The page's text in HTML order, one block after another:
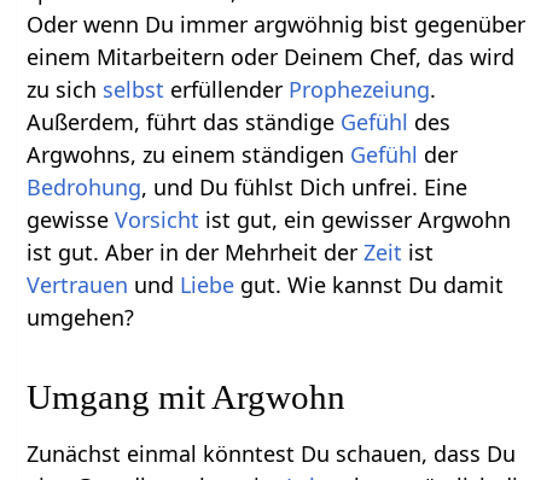
Oder wenn Du immer argwöhnig bist gegenüber
einem Mitarbeitern oder Deinem Chef, das wird
zu sich selbst erfüllender Prophezeiung.
Außerdem, führt das ständige Gefühl des
Argwohns, zu einem ständigen Gefühl der
Bedrohung, und Du fühlst Dich unfrei. Eine
gewisseVorsicht ist gut, ein gewisser Argwohn
ist gut. Aber in der Mehrheit derZeit ist
Vertrauen und Liebe gut. Wie kannst Du damit
umgehen?
Umgang mit Argwohn
Zunächst einmal könntest Du schauen, dass Du